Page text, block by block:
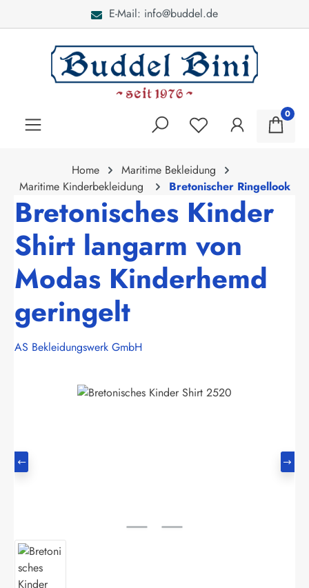
info@buddel.de
0
Home
Maritime Bekleidung
Maritime Kinderbekleidung
Bretonischer Ringellook
Bretonisches Kinder
Shirt langarm von
Modas Kinderhemd
geringelt
AS Bekleidungswerk GmbH
Bildergalerie überspringen